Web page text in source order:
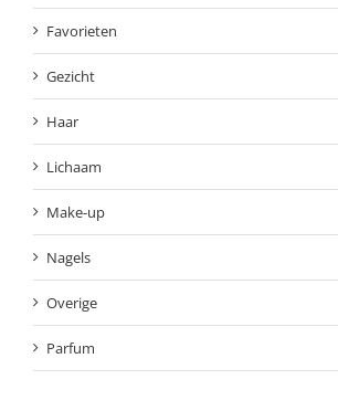
Favorieten
Gezicht
Haar
Lichaam
Make-up
Nagels
Overige
Parfum